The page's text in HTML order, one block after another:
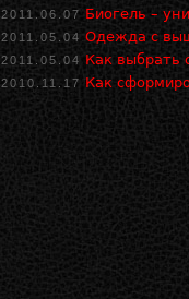
2011.06.07 Биогель –
2011.05.04 Одежда с
2011.05.04 Как выбрать
2010.11.17 Как